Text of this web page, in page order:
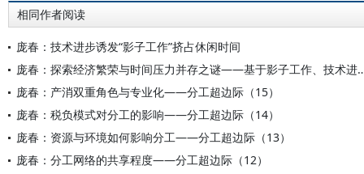
相同作者阅读
庞春：技术进步诱发“影子工作”挤占休闲时间
庞春：探索经济繁荣与时间压力并
庞春：产消双重角色与专业化——分工超边际（15）
庞春：税负模式对分工的影响——分工超边际（14）
庞春：资源与环境如何影响分工——分工超边际（13）
庞春：分工网络的共享程度——分工超边际（12）